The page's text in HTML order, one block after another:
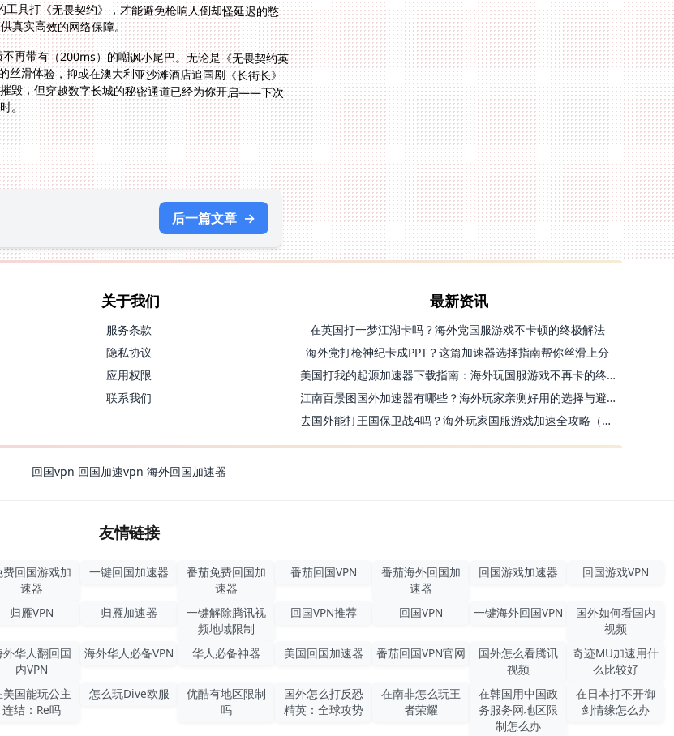
真实高效的网络保障。
再带有（200ms）的嘲讽小尾巴。无论是《无畏契约英
丝滑体验，抑或在澳大利亚沙滩酒店追国剧《长街长》
毁，但穿越数字长城的秘密通道已经为你开启——下次
。
后一篇文章 →
关于我们
服务条款
隐私协议
应用权限
联系我们
最新资讯
在英国打一梦江湖卡吗？海外党国服游戏不卡顿的终极解法
海外党打枪神纪卡成PPT？这篇加速器选择指南帮你丝滑上分
美国打我的起源加速器下载指南：海外玩国服游戏不再卡的终极方案
江南百景图国外加速器有哪些？海外玩家亲测好用的选择与避坑指南
去国外能打王国保卫战4吗？海外玩家国服游戏加速全攻略（附公主连结幻想江湖实测）
回国vpn 回国加速vpn 海外回国加速器
友情链接
费回国游戏加
速器
一键回国加速器
番茄免费回国加
速器
番茄回国VPN
番茄海外回国加
速器
回国游戏加速器 回国游戏VPN
归雁VPN 归雁加速器
一键解除腾讯视
频地域限制
回国VPN推荐 回国VPN 一键海外回国VPN
国外如何看国内
视频
外华人翻回国
内VPN
海外华人必备VPN 华人必备神器 美国回国加速器 番茄回国VPN官网
国外怎么看腾讯
视频
奇迹MU加速用什
么比较好
美国能玩公主
连结：Re吗
怎么玩Dive欧服
优酷有地区限制
吗
国外怎么打反恐
精英：全球攻势
在南非怎么玩王
者荣耀
在韩国用中国政
务服务网地区限
制怎么办
在日本打不开御
剑情缘怎么办